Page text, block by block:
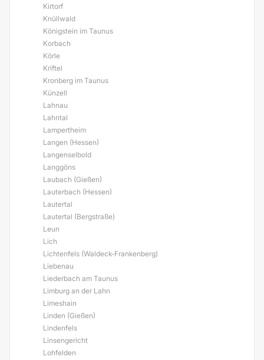
Kirtorf
Knüllwald
Königstein im Taunus
Korbach
Körle
Kriftel
Kronberg im Taunus
Künzell
Lahnau
Lahntal
Lampertheim
Langen (Hessen)
Langenselbold
Langgöns
Laubach (Gießen)
Lauterbach (Hessen)
Lautertal
Lautertal (Bergstraße)
Leun
Lich
Lichtenfels (Waldeck-Frankenberg)
Liebenau
Liederbach am Taunus
Limburg an der Lahn
Limeshain
Linden (Gießen)
Lindenfels
Linsengericht
Lohfelden